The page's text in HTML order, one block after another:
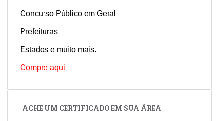
Concurso Público em Geral
Prefeituras
Estados e muito mais.
Compre aqui
ACHE UM CERTIFICADO EM SUA ÁREA